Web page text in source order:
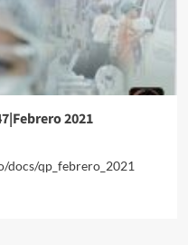
2021
qp_febrero_2021